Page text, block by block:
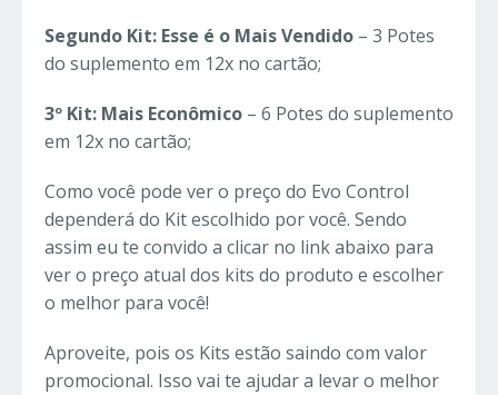
Segundo Kit: Esse é o Mais Vendido – 3 Potes
do suplemento em 12x no cartão;
3º Kit: Mais Econômico – 6 Potes do suplemento
em 12x no cartão;
Como você pode ver o preço do Evo Control
dependerá do Kit escolhido por você. Sendo
assim eu te convido a clicar no link abaixo para
ver o preço atual dos kits do produto e escolher
o melhor para você!
Aproveite, pois os Kits estão saindo com valor
promocional. Isso vai te ajudar a levar o melhor